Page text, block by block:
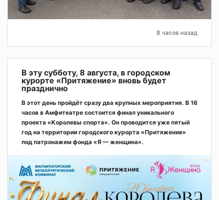
8 часов назад
В эту субботу, 8 августа, в городском
курорте «Притяжение» вновь будет
празднично
В этот день пройдёт сразу два крупных мероприятия. В 16
часов в Амфитеатре состоится финал уникального
проекта «Королевы спорта». Он проводится уже пятый
год на территории городского курорта «Притяжение»
под патронажем фонда «Я — женщина».